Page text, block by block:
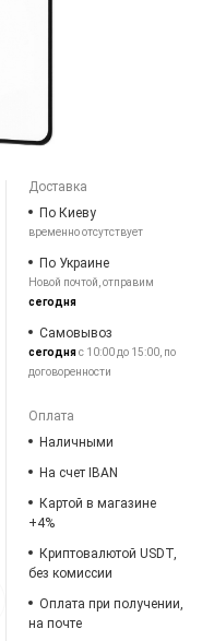
Доставка
По Киеву
временно отсутствует
По Украине
Новой почтой, отправим
сегодня
Самовывоз
сегодняс 10:00 до 15:00, по
договоренности
Оплата
Наличными
На счет IBAN
Картой в магазине
+4%
Криптовалютой USDT,
без комиссии
Оплата при получении,
на почте